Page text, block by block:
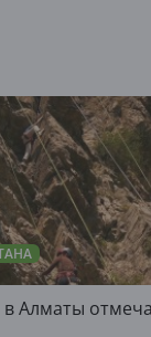
Алматы